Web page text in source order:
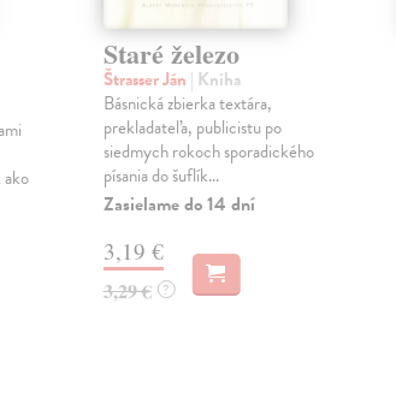
Staré železo
Štrasser Ján | Kniha
Básnická zbierka textára,
prekladateľa, publicistu po
siedmych rokoch sporadického
písania do šuflík...
Zasielame do 14 dní
3,19 €
3,29 € ?